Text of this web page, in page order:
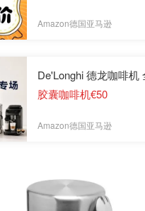
Amazon德国亚马逊
De'Longhi 德龙咖啡机
胶囊咖啡机€50
Amazon德国亚马逊